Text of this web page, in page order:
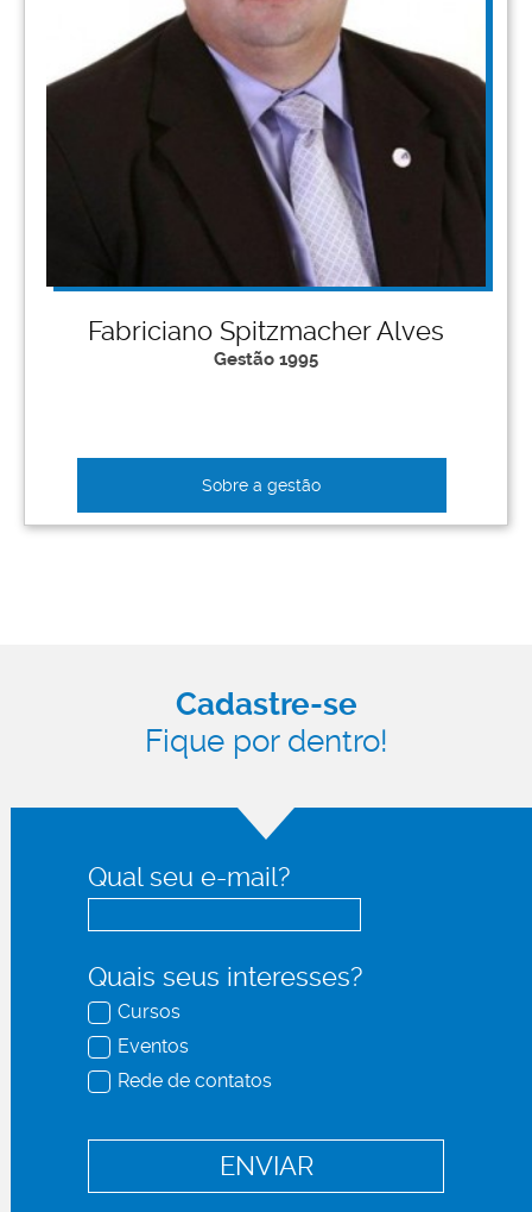
Fabriciano Spitzmacher Alves
Gestão 1995
Sobre a gestão
Cadastre-se
Fique por dentro!
Qual seu e-mail?
Quais seus interesses?
Cursos
Eventos
Rede de contatos